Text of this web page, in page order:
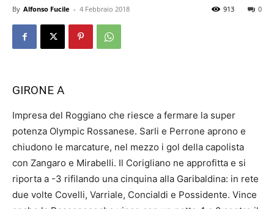
By Alfonso Fucile - 4 Febbraio 2018 0
913
GIRONE A
Impresa del Roggiano che riesce a fermare la super
potenza Olympic Rossanese. Sarli e Perrone aprono e
chiudono le marcature, nel mezzo i gol della capolista
con Zangaro e Mirabelli. Il Corigliano ne approfitta e si
riporta a -3 rifilando una cinquina alla Garibaldina: in rete
due volte Covelli, Varriale, Concialdi e Possidente. Vince